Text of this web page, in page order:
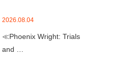
2026.08.04
≪Phoenix Wright: Trials
and …